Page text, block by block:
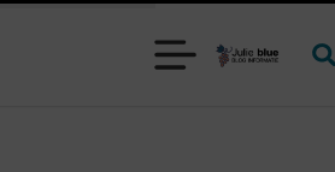
productieproces?